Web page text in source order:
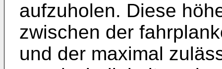
aufzuholen. Diese
zwischen der
und der maximal